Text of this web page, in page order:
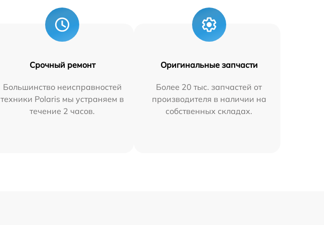
Срочный ремонт
Большинство неисправностей
техники Polaris мы устраняем в
течение 2 часов.
Оригинальные запчасти
Более 20 тыс. запчастей от
производителя в наличии на
собственных складах.